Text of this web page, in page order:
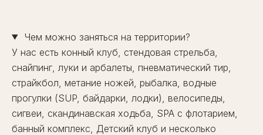
Чем можно заняться на территории?
У нас есть конный клуб, стендовая стрельба,
снайпинг, луки и арбалеты, пневматический тир,
страйкбол, метание ножей, рыбалка, водные
прогулки (SUP, байдарки, лодки), велосипеды,
сигвеи, скандинавская ходьба, SPA с флотарием,
банный комплекс
Детский клуб и несколько